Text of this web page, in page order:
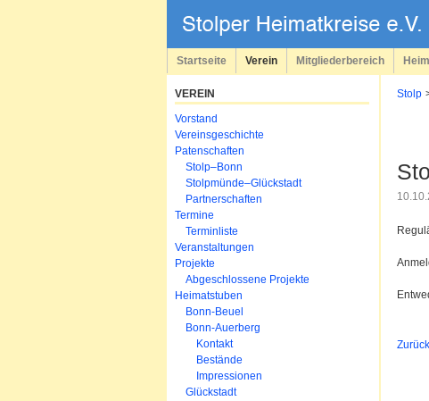
überspringen
Startseite Verein Mitgliederbereich
Stolp
Zurück
VEREIN
Navigation
überspringen
Vorstand
Vereinsgeschichte
Patenschaften
Stolp–Bonn
Stolpmünde–Glückstadt
Partnerschaften
Termine
Terminliste
Veranstaltungen
Projekte
Abgeschlossene Projekte
Heimatstuben
Bonn-Beuel
Bonn-Auerberg
Kontakt
Bestände
Impressionen
Glückstadt